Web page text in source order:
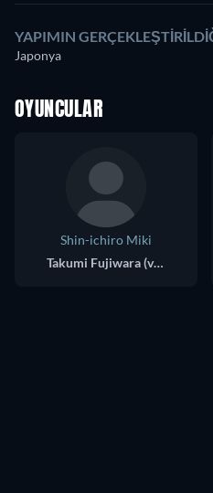
YAPIMIN
Japonya
OYUNCULAR
Shin-ichiro Miki
Takumi Fujiwara (voice)